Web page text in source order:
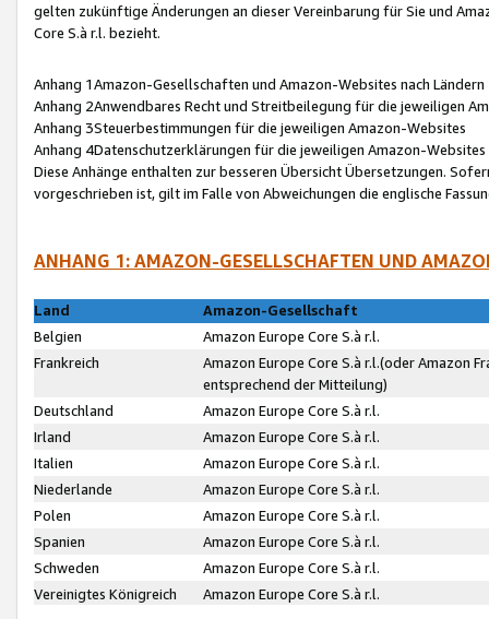
gelten zukünftige Änderungen an dieser Vereinbarung für Sie und
Core S.à r.l. bezieht.
Anhang 1Amazon-Gesellschaften und Amazon-Websites nach Ländern
Anhang 2Anwendbares Recht und Streitbeilegung für die jeweiligen
Anhang 3Steuerbestimmungen für die jeweiligen Amazon-Websites
Anhang 4Datenschutzerklärungen für die jeweiligen Amazon-Websites
Diese Anhänge enthalten zur besseren Übersicht Übersetzungen.
vorgeschrieben ist, gilt im Falle von Abweichungen die englische
ANHANG 1: AMAZON-GESELLSCHAFTEN UND
Land
Amazon-Gesellschaft
Belgien
Amazon Europe Core S.à r.l.
Frankreich
Amazon Europe Core S.à r.l.(oder Amazon
entsprechend der Mitteilung)
Deutschland
Amazon Europe Core S.à r.l.
Irland
Amazon Europe Core S.à r.l.
Italien
Amazon Europe Core S.à r.l.
Niederlande
Amazon Europe Core S.à r.l.
Polen
Amazon Europe Core S.à r.l.
Spanien
Amazon Europe Core S.à r.l.
Schweden
Amazon Europe Core S.à r.l.
Vereinigtes Königreich
Amazon Europe Core S.à r.l.